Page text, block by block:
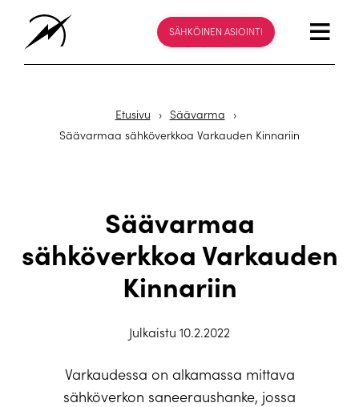
SÄHKÖINEN ASIOINTI
Etusivu › Säävarma
›
Säävarmaa sähköverkkoa Varkauden Kinnariin
Säävarmaa
sähköverkkoa Varkauden
Kinnariin
Julkaistu 10.2.2022
Varkaudessa on alkamassa mittava
sähköverkon saneeraushanke, jossa